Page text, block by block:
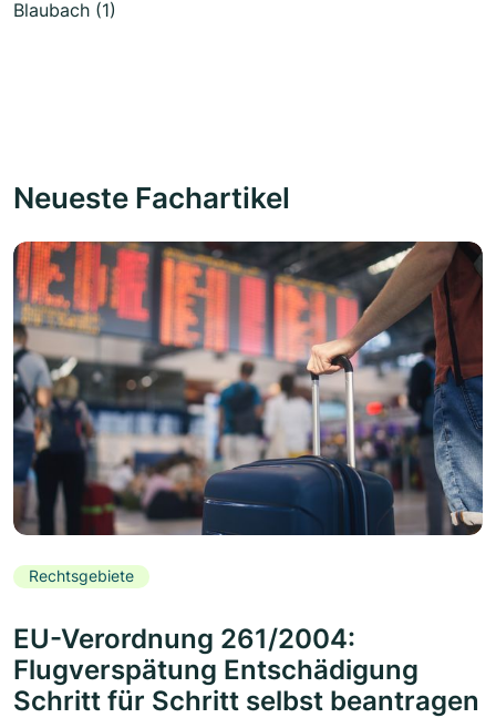
Blaubach (1)
Neueste Fachartikel
Rechtsgebiete
EU-Verordnung 261/2004:
Flugverspätung Entschädigung
Schritt für Schritt selbst beantragen